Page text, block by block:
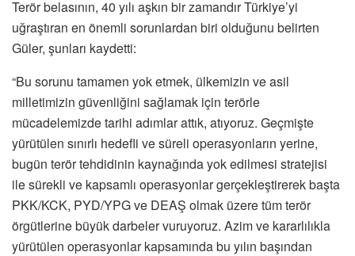
Terör belasının, 40 yılı aşkın bir zamandır Türkiye’yi
uğraştıran en önemli sorunlardan biri olduğunu belirten
Güler, şunları kaydetti:
“Bu sorunu tamamen yok etmek, ülkemizin ve asil
milletimizin güvenliğini sağlamak için terörle
mücadelemizde tarihi adımlar attık, atıyoruz. Geçmişte
yürütülen sınırlı hedefli ve süreli operasyonların yerine,
bugün terör tehdidinin kaynağında yok edilmesi stratejisi
ile sürekli ve kapsamlı operasyonlar gerçekleştirerek başta
PKK/KCK, PYD/YPG ve DEAŞ olmak üzere tüm terör
örgütlerine büyük darbeler vuruyoruz. Azim ve kararlılıkla
yürütülen operasyonlar kapsamında bu yılın başından